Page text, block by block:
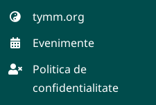
tymm.org
Evenimente
Politica de
confidentialitate